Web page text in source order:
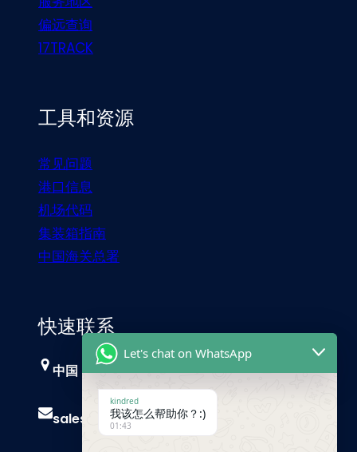
偏远查询
17TRACK
工具和资源
常见问题
港口信息
机场代码
集装箱指南
中国海关总署
快速联系
中国，广州
sales@trust-freight.com
Let's chat on WhatsApp
kindred
我该怎么帮助你？:)
01:43